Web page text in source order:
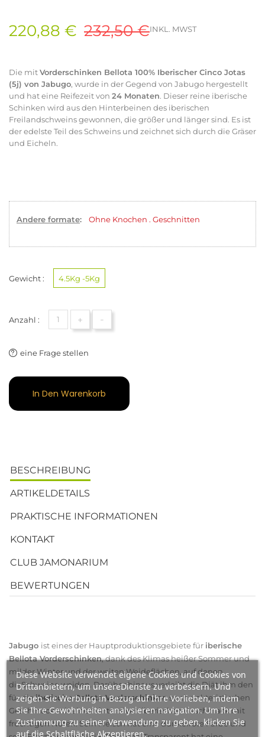
Diese Website verwendet eigene Cookies und Cookies von
Drittanbietern, um unsereDienste zu verbessern. Und
zeigen Sie Werbung in Bezug auf Ihre Vorlieben, indem
Sie Ihre Gewohnheiten analysieren navigation. Um Ihre
Zustimmung zu seiner Verwendung zu geben, klicken Sie
auf die Schaltfläche Akzeptieren.
220,88 € 232,50 €INKL. MWST
Die mitVorderschinken Bellota 100% Iberischer Cinco Jotas
(5j) von Jabugo, wurde in der Gegend von Jabugo hergestellt
und hat eine Reifezeit von 24 Monaten. Dieser reine iberische
Schinken wird aus den Hinterbeinen des iberischen
Freilandschweins gewonnen, die größer und länger sind. Es ist
der edelste Teil des Schweins und zeichnet sich durch die Gräser
und Eicheln.
Andere formate: Ohne Knochen . Geschnitten
Gewicht : 4.5Kg -5Kg
Anzahl : + -
eine Frage stellen
In Den Warenkorb
BESCHREIBUNG
ARTIKELDETAILS
PRAKTISCHE INFORMATIONEN
KONTAKT
CLUB JAMONARIUM
BEWERTUNGEN
Jabugo ist eines der Hauptproduktionsgebiete für iberische
Bellota Vorderschinken, dank des Klimas heißer Sommer und
milder Winter und der weiten Weideflächen, auf denen
dieSchweine weiden. Darüber hinaus verleiht die Diät ihm den
für dieiberische Bellota Vorderschinken so charakteristischen
Geschmack mit einem intensiven iberischen Geschmack mit
fruchtigen Noten. Sein Fleisch hat eine dunkelrote Farbe und